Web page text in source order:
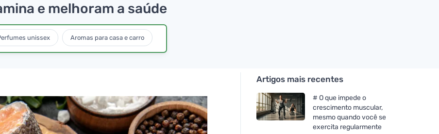
e melhoram a saúde
unissex Aromas para casa e carro
Artigos mais recentes
# O que impede o
crescimento muscular,
mesmo quando você se
exercita regularmente